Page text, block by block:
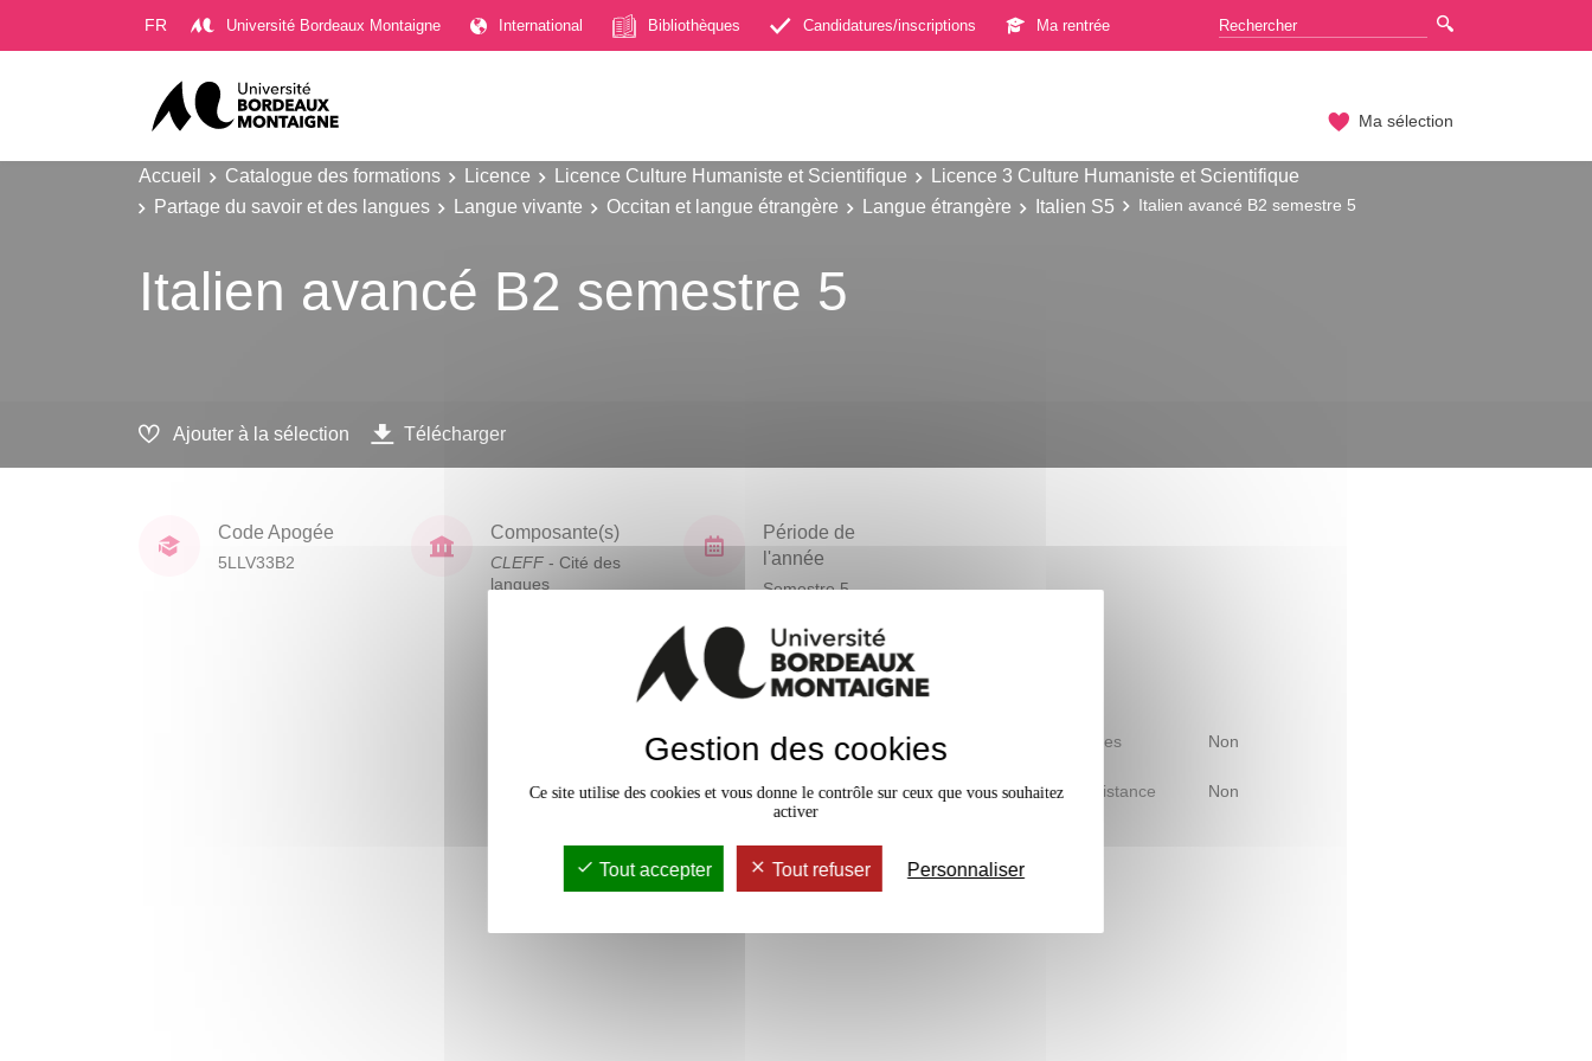
FR Université Bordeaux Montaigne International Bibliothèques Candidatures/inscriptions Ma rentrée
Ma sélection
Accueil Catalogue des formations Licence Licence Culture Humaniste et Scientifique
Licence 3 Culture Humaniste et Scientifique
Partage du savoir et des langues
Langue vivante Occitan et langue étrangère Langue étrangère Italien S5 Italien avancé B2 semestre 5
Italien avancé B2 semestre 5
Ajouter à la sélection Télécharger
Code Apogée
5LLV33B2
Composante(s)
CLEFF - Cité des
langues
Période de
l'année
Semestre 5
Mobilité d'études Non
Accessible à distance Non
Gestion des cookies
Ce site utilise des cookies et vous donne le contrôle sur ceux que vous souhaitez
activer
Tout accepter Tout refuser Personnaliser